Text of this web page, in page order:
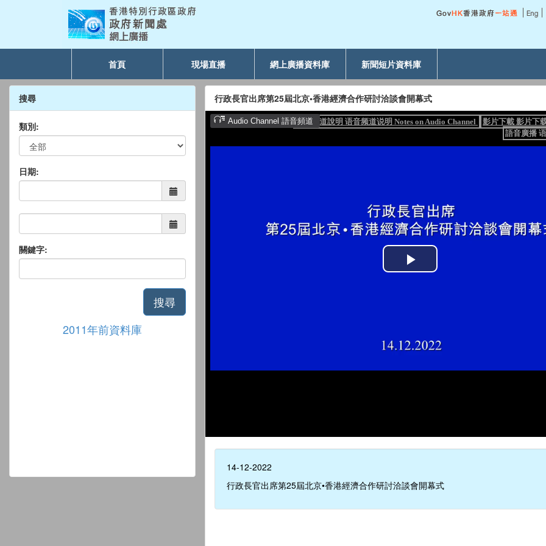
首頁 現場直播 網上廣播資料庫 新聞短片資料庫
搜尋
類別:
日期:
關鍵字:
搜尋
2011年前資料庫
行政長官出席第25屆北京•香港經濟合作研討洽談會開幕式
14-12-2022
行政長官出席第25屆北京•香港經濟合作研討洽談會開幕式